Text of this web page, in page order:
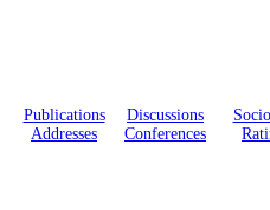
Publications
Addresses
Discussions
Conferences